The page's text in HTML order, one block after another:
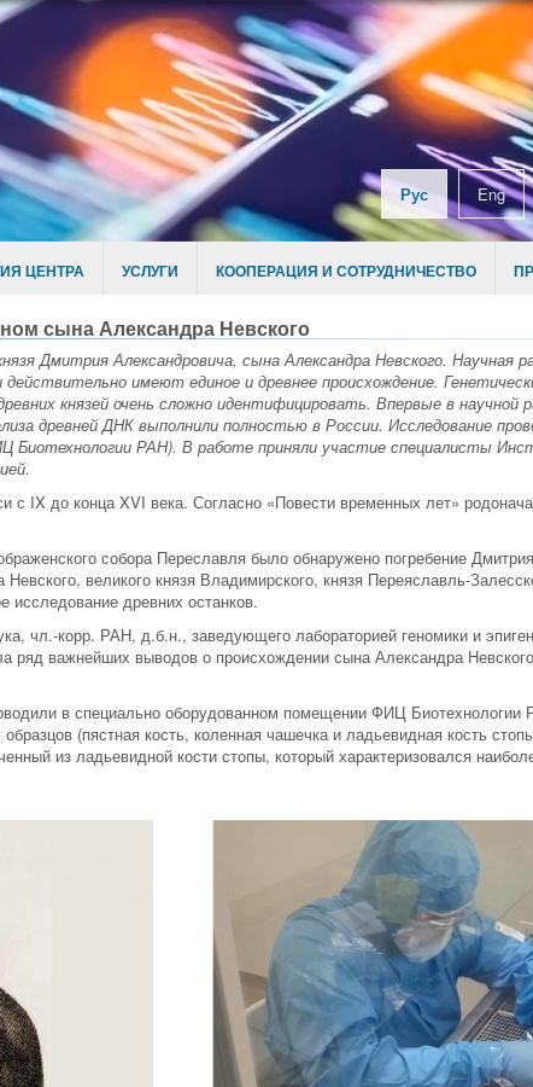
Рус Eng
ЦЕНТРА УСЛУГИ КООПЕРАЦИЯ И СОТРУДНИЧЕСТВО
сына Александра Невского
Дмитрия Александровича, сына Александра Невского. Научная
имеют единое и древнее происхождение.
князей очень сложно идентифицировать. Впервые в научной
древней ДНК выполнили полностью в России. Исследование
Биотехнологии РАН). В работе приняли участие специалисты
с IX до конца XVI века. Согласно «Повести временных лет»
собора Переславля было обнаружено погребение
великого князя Владимирского, князя Переяславль-
исследование древних останков.
чл.-корр. РАН, д.б.н., заведующего лабораторией геномики и
важнейших выводов о происхождении сына Александра Невского
в специально оборудованном помещении ФИЦ Биотехнологии
(пястная кость, коленная чашечка и ладьевидная кость
из ладьевидной кости стопы, который характеризовался